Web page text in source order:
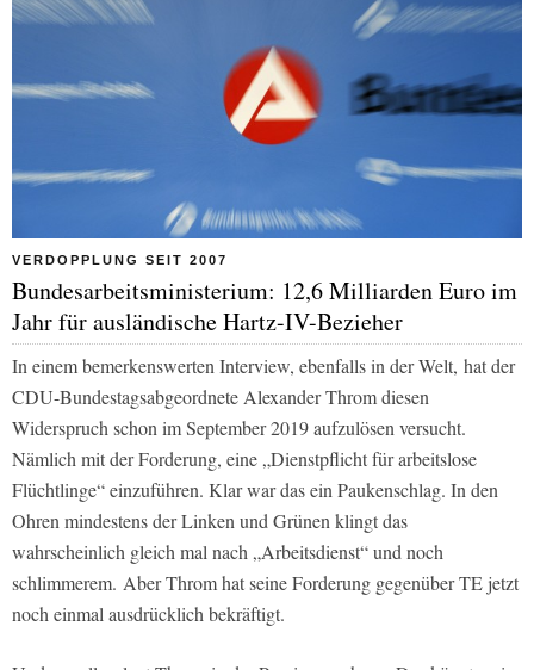
VERDOPPLUNG SEIT 2007
Bundesarbeitsministerium: 12,6 Milliarden Euro im
Jahr für ausländische Hartz-IV-Bezieher
In einem bemerkenswerten Interview, ebenfalls in derWelt, hat der
CDU-Bundestagsabgeordnete Alexander Throm diesen
Widerspruch schon im September 2019 aufzulösen versucht.
Nämlich mit der Forderung, eine „Dienstpflicht für arbeitslose
Flüchtlinge“ einzuführen. Klar war das ein Paukenschlag. In den
Ohren mindestens der Linken und Grünen klingt das
wahrscheinlich gleich mal nach „Arbeitsdienst“ und noch
schlimmerem. Aber Throm hat seine Forderung gegenüber TE jetzt
noch einmal ausdrücklich bekräftigt.